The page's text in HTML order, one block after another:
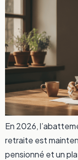
En 2026,
retraite est
pensionné et un